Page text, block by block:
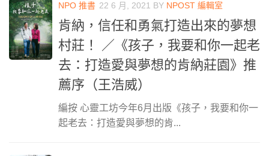
NPO 推書 22 6 月, 2021 BY NPOST 編輯室
肯納，信任和勇氣打造出來的夢想
村莊！ ／《孩子，我要和你一起老
去：打造愛與夢想的肯納莊園》推
薦序（王浩威）
編按 心靈工坊今年6月出版《孩子，我要和你一
起老去：打造愛與夢想的肯...